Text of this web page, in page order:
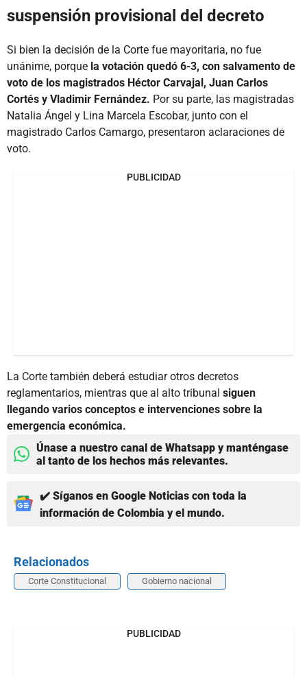
suspensión provisional del decreto
Si bien la decisión de la Corte fue mayoritaria, no fue
unánime, porque la votación quedó 6-3, con salvamento de
voto de los magistrados Héctor Carvajal, Juan Carlos
Cortés y Vladimir Fernández. Por su parte, las magistradas
Natalia Ángel y Lina Marcela Escobar, junto con el
magistrado Carlos Camargo, presentaron aclaraciones de
voto.
PUBLICIDAD
La Corte también deberá estudiar otros decretos
reglamentarios, mientras que al alto tribunal siguen
llegando varios conceptos e intervenciones sobre la
emergencia económica.
Únase a nuestro canal de Whatsapp y manténgase
al tanto de los hechos más relevantes.
✔️ Síganos en Google Noticias con toda la
información de Colombia y el mundo.
Relacionados
Corte Constitucional Gobierno nacional
PUBLICIDAD